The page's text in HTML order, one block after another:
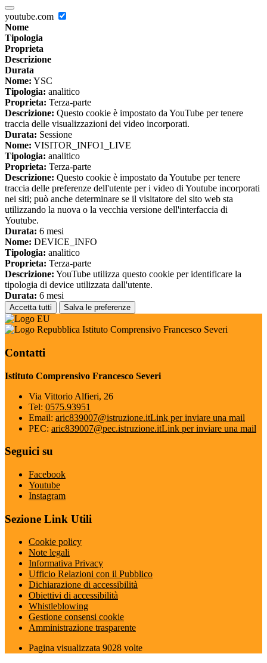
youtube.com
Nome
Tipologia
Proprieta
Descrizione
Durata
Nome: YSC
Tipologia: analitico
Proprieta: Terza-parte
Descrizione: Questo cookie è impostato da YouTube per tenere
traccia delle visualizzazioni dei video incorporati.
Durata: Sessione
Nome: VISITOR_INFO1_LIVE
Tipologia: analitico
Proprieta: Terza-parte
Descrizione: Questo cookie è impostato da Youtube per tenere
traccia delle preferenze dell'utente per i video di Youtube incorporati
nei siti; può anche determinare se il visitatore del sito web sta
utilizzando la nuova o la vecchia versione dell'interfaccia di
Youtube.
Durata: 6 mesi
Nome: DEVICE_INFO
Tipologia: analitico
Proprieta: Terza-parte
Descrizione: YouTube utilizza questo cookie per identificare la
tipologia di device utilizzata dall'utente.
Durata: 6 mesi
Accetta tutti Salva le preferenze
Istituto Comprensivo Francesco Severi
Contatti
Istituto Comprensivo Francesco Severi
Via Vittorio Alfieri, 26
Tel: 0575.93951
Email: aric839007@istruzione.itLink per inviare una mail
PEC: aric839007@pec.istruzione.itLink per inviare una mail
Seguici su
Facebook
Youtube
Instagram
Sezione Link Utili
Cookie policy
Note legali
Informativa Privacy
Ufficio Relazioni con il Pubblico
Dichiarazione di accessibilità
Obiettivi di accessibilità
Whistleblowing
Gestione consensi cookie
Amministrazione trasparente
Pagina visualizzata 9028 volte